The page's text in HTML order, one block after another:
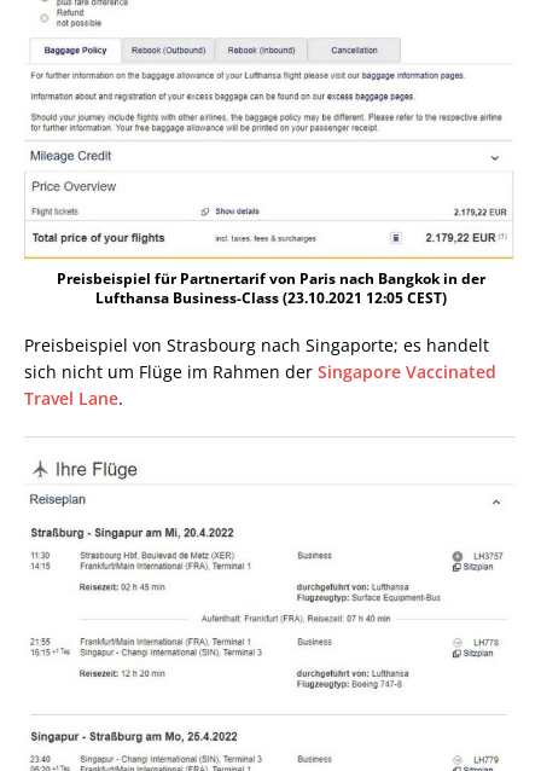
Preisbeispiel für Partnertarif von Paris nach Bangkok in der
Lufthansa Business-Class (23.10.2021 12:05 CEST)
Preisbeispiel von Strasbourg nach Singaporte; es handelt
sich nicht um Flüge im Rahmen der Singapore Vaccinated
Travel Lane.